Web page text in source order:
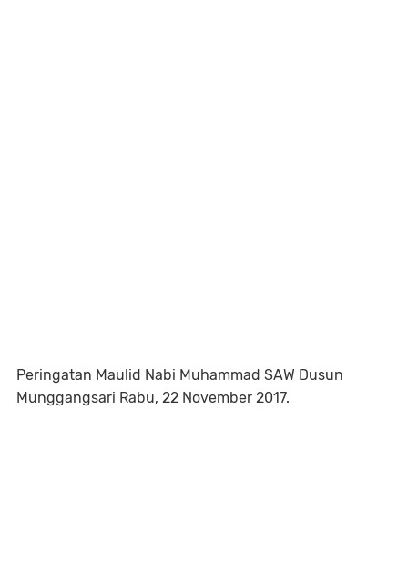
Peringatan Maulid Nabi Muhammad SAW Dusun
Munggangsari Rabu, 22 November 2017.